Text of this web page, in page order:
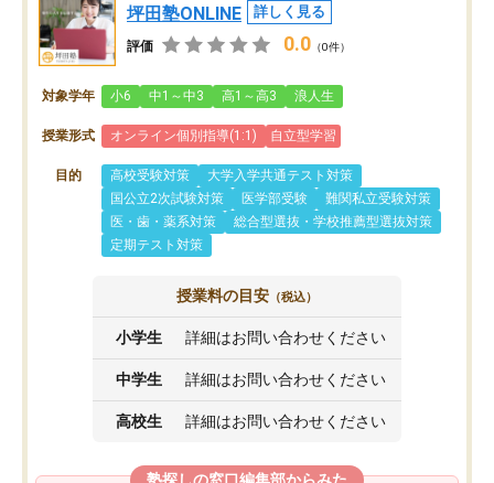
坪田塾ONLINE 詳しく見る
評価 0.0 （0件）
対象学年 小6 中1～中3 高1～高3 浪人生
授業形式 オンライン個別指導(1:1) 自立型学習
目的 高校受験対策
大学入学共通テスト対策
国公立2次試験対策
医学部受験
難関私立受験対策
医・歯・薬系対策
総合型選抜・学校推薦型選抜対策
定期テスト対策
授業料の目安 （税込）
小学生 詳細はお問い合わせください
中学生 詳細はお問い合わせください
高校生 詳細はお問い合わせください
塾探しの窓口編集部からみた